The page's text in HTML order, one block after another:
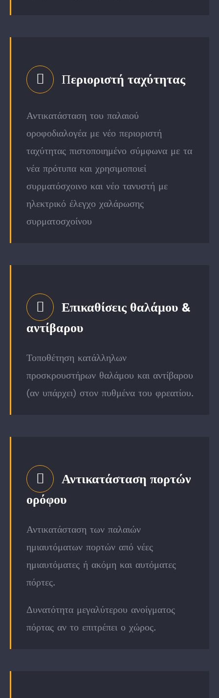
Περιοριστή ταχύτητας
Αντικατάσταση του παλαιού
οροφοδιαλογέα με νέο περιοριστή
ταχύτητας πιστοποιημένο σύμφωνα με τα
νέα πρότυπα και χρησιμοποιεί
συρματόσχοινο και νέο τανυστή με
ηλεκτρικό έλεγχο χαλάρωσης
συρματοσχοίνου
Επικαθίσεις θαλάμου &
αντίβαρου
Τοποθέτηση κατάλληλων
προσκρουστήρων θαλάμου και αντίβαρου
(αν υπάρχει) στον πυθμένα του φρεατίου.
Αντικατάσταση πορτών
ορόφου
Αντικατάσταση των παλαιών
ημιαυτόματων πορτών από νέες
ημιαυτόματες ή ακόμη και αυτόματες
πόρτες.
Δυνατότητα μεγαλύτερου ανοίγματος
πόρτας αν το επιτρέπει ο χώρος.